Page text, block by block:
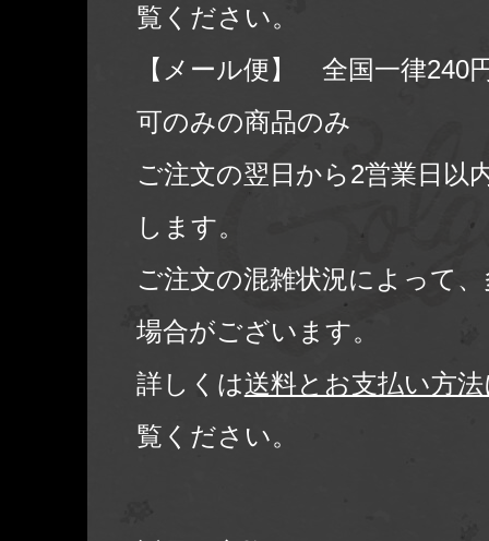
覧ください。
【メール便】 全国一律240
可のみの商品のみ
ご注文の翌日から2営業日以
します。
ご注文の混雑状況によって
場合がございます。
詳しくは送料とお支払い方
覧ください。